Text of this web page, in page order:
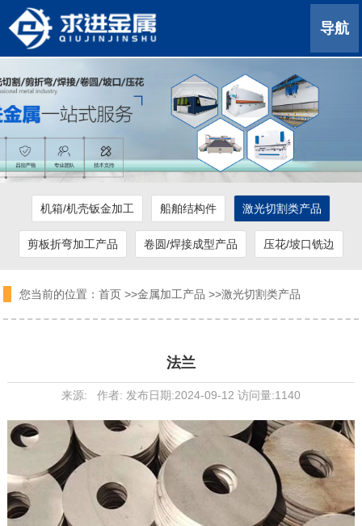
导航
机箱/机壳钣金加工 船舶结构件 激光切割类产品
剪板折弯加工产品 卷圆/焊接成型产品 压花/坡口铣边
您当前的位置：首页 >>金属加工产品 >>激光切割类产品
法兰
来源: 作者: 发布日期:2024-09-12 访问量:1140